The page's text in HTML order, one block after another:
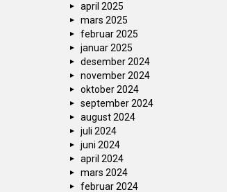
april 2025
mars 2025
februar 2025
januar 2025
desember 2024
november 2024
oktober 2024
september 2024
august 2024
juli 2024
juni 2024
april 2024
mars 2024
februar 2024